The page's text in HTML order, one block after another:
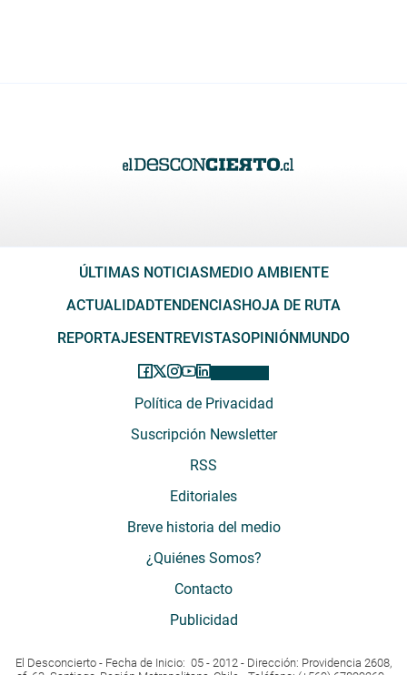
ÚLTIMAS NOTICIASMEDIO AMBIENTE
ACTUALIDADTENDENCIASHOJA DE RUTA
REPORTAJESENTREVISTASOPINIÓNMUNDO
Política de Privacidad
Suscripción Newsletter
RSS
Editoriales
Breve historia del medio
¿Quiénes Somos?
Contacto
Publicidad
El Desconcierto - Fecha de Inicio: 05 - 2012 - Dirección: Providencia 2608,